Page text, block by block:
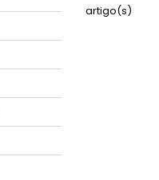
artigo(s)